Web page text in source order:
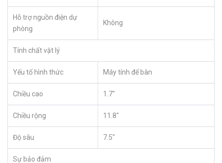
Hỗ trợ nguồn điện dự
phòng
Không
Tính chất vật lý
Yếu tố hình thức Máy tính để bàn
Chiều cao 1.7″
Chiều rộng 11.8″
Độ sâu 7.5″
Sự bảo đảm